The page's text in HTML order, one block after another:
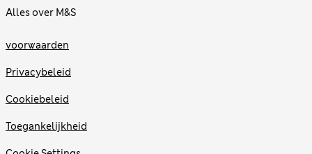
Alles over M&S
voorwaarden
Privacybeleid
Cookiebeleid
Toegankelijkheid